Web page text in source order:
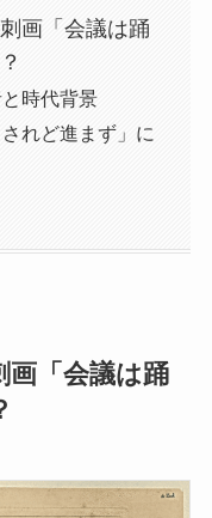
画「会議は踊
時代背景
れど進まず」に
画「会議は踊